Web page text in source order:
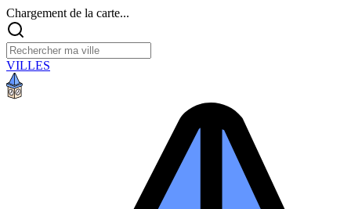
Chargement de la carte...
VILLES